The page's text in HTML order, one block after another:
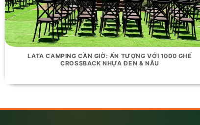
LATA CAMPING CẦN GIỜ: ẤN TƯỢNG VỚI 1000 GHẾ
CROSSBACK NHỰA ĐEN & NÂU